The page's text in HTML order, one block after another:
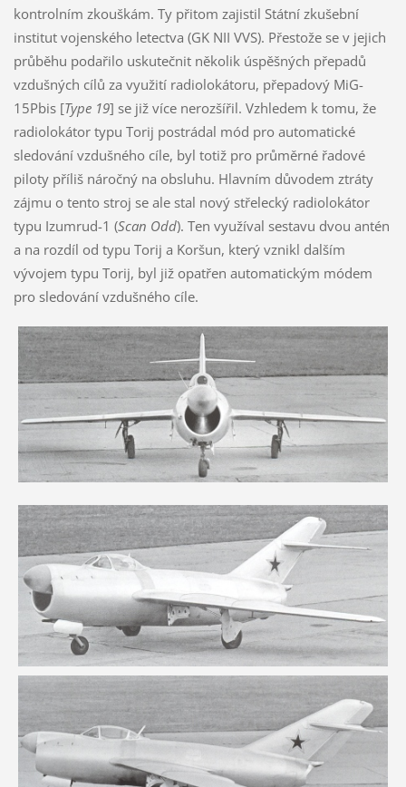
kontrolním zkouškám. Ty přitom zajistil Státní zkušební
institut vojenského letectva (GK NII VVS). Přestože se v jejich
průběhu podařilo uskutečnit několik úspěšných přepadů
vzdušných cílů za využití radiolokátoru, přepadový MiG-
15Pbis [Type 19] se již více nerozšířil. Vzhledem k tomu, že
radiolokátor typu Torij postrádal mód pro automatické
sledování vzdušného cíle, byl totiž pro průměrné řadové
piloty příliš náročný na obsluhu. Hlavním důvodem ztráty
zájmu o tento stroj se ale stal nový střelecký radiolokátor
typu Izumrud-1 (Scan Odd). Ten využíval sestavu dvou antén
a na rozdíl od typu Torij a Koršun, který vznikl dalším
vývojem typu Torij, byl již opatřen automatickým módem
pro sledování vzdušného cíle.